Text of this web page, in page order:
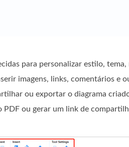
para personalizar estilo,
imagens, links, comentários e
ou exportar o diagrama
ou gerar um link de